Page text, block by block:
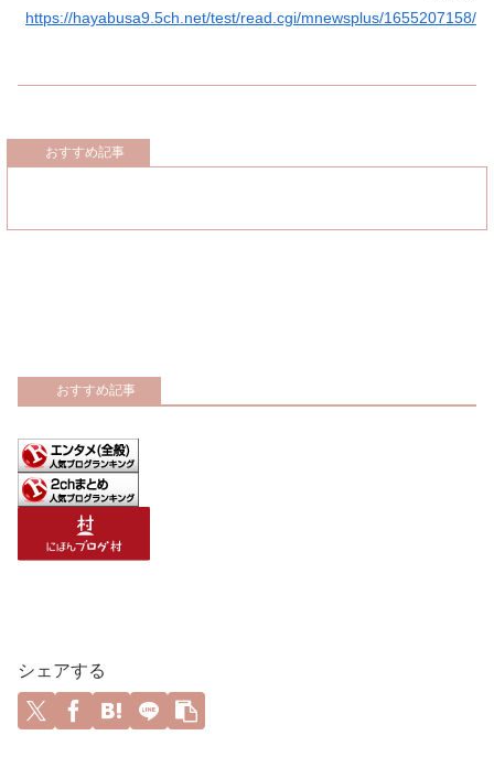
https://hayabusa9.5ch.net/test/read.cgi/mnewsplus/1655207158/
おすすめ記事
おすすめ記事
シェアする